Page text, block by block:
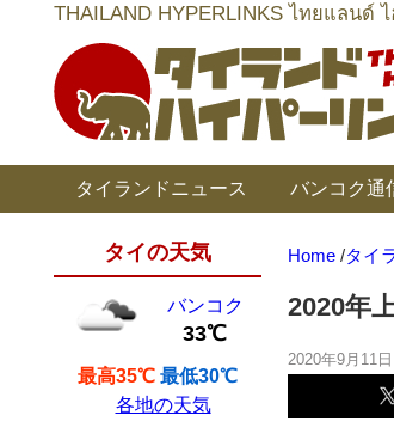
THAILAND HYPERLINKS ไทยแลนด์
タイランドニュース バンコク通
タイの天気
バンコク
33℃
最高35℃ 最低30℃
各地の天気
Home /タイ
2020年
2020年9月11